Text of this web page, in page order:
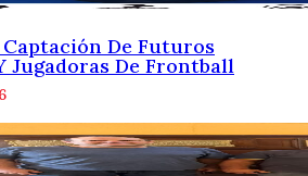
De Futuros
Jugadoras De Frontball